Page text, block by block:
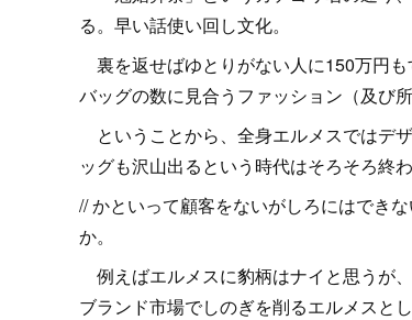
る。早い話使い回し文化。
裏を返せばゆとりがない人に150万円も
バッグの数に見合うファッション（及び
ということから、全身エルメスではデ
ッグも沢山出るという時代はそろそろ終
// かといって顧客をないがしろにはでき
か。
例えばエルメスに豹柄はナイと思うが
ブランド市場でしのぎを削るエルメスと